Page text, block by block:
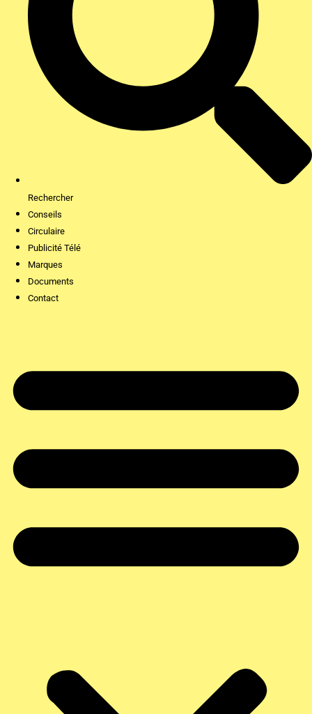
Rechercher
Conseils
Circulaire
Publicité Télé
Marques
Documents
Contact